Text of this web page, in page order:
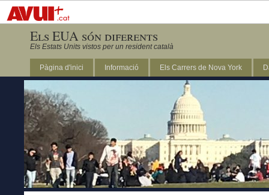
Els EUA són diferents
Els Estats Units vistos per un resident català
Pàgina d'inici Informació Els Carrers de Nova York